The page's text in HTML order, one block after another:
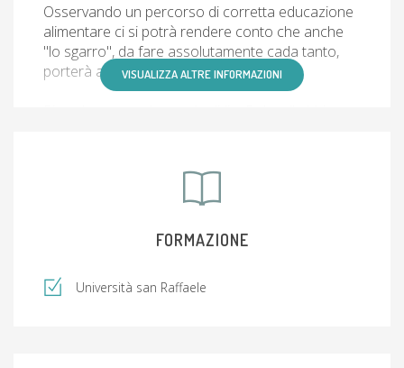
Osservando un percorso di corretta educazione
alimentare ci si potrà rendere conto che anche
"lo sgarro", da fare assolutamente cada tanto,
porterà a sensazioni molto piú piacevoli.
VISUALIZZA ALTRE INFORMAZIONI
FORMAZIONE
Università san Raffaele